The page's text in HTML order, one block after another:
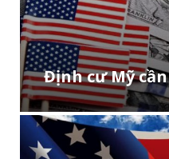
Định cư Mỹ